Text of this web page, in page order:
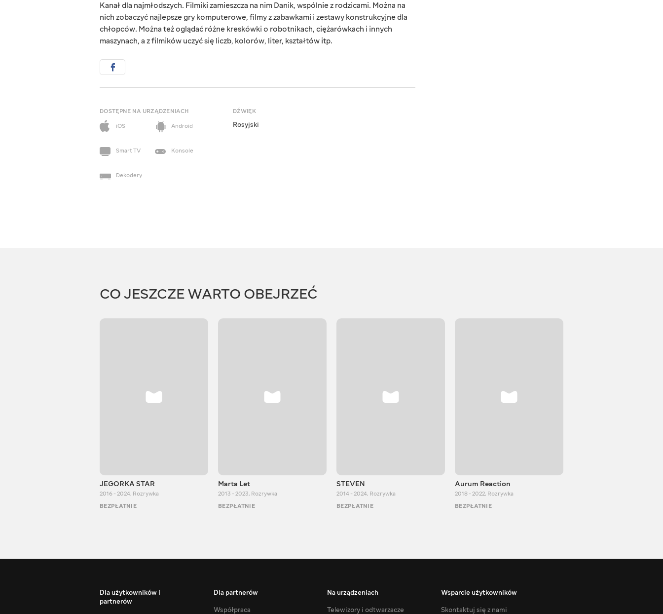
Kanał dla najmłodszych. Filmiki zamieszcza na nim Danik, wspólnie z rodzicami. Można na
nich zobaczyć najlepsze gry komputerowe, filmy z zabawkami i zestawy konstrukcyjne dla
chłopców. Można też oglądać różne kreskówki o robotnikach, ciężarówkach i innych
maszynach, a z filmików uczyć się liczb, kolorów, liter, kształtów itp.
DOSTĘPNE NA URZĄDZENIACH
iOS
Android
Smart TV Konsole
Dekodery
DŹWIĘK
Rosyjski
CO JESZCZE WARTO OBEJRZEĆ
JEGORKA STAR
2016 - 2024, Rozrywka
BEZPŁATNIE
Marta Let
2013 - 2023, Rozrywka
BEZPŁATNIE
STEVEN
2014 - 2024, Rozrywka
BEZPŁATNIE
Aurum Reaction
2018 - 2022, Rozrywka
BEZPŁATNIE
Dla użytkowników i
partnerów
Dla partnerów
Współpraca
Na urządzeniach
Telewizory i odtwarzacze
Wsparcie użytkowników
Skontaktuj się z nami